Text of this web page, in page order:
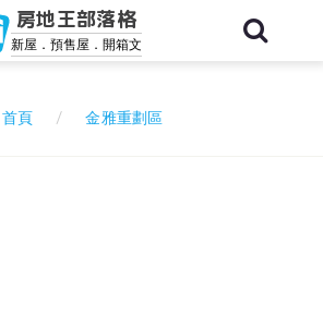
房地王部落格
新屋．預售屋．開箱文
首頁 金雅重劃區